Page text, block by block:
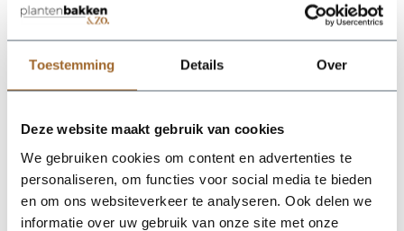
Toestemming Details Over
Deze website maakt gebruik van cookies
We gebruiken cookies om content en advertenties te
personaliseren, om functies voor social media te bieden
en om ons websiteverkeer te analyseren. Ook delen we
informatie over uw gebruik van onze site met onze
proof!
zijn, nemen we contact met je op.
De Ruvido Combi 80 - Ash Brown van Luca Lifestyle brengt
Dankzij de designvorm krijgt deze plantenbak een herkenbaar
silhouet dat mooi combineert met zowel moderne als
natuurlijke interieurs. De kleur asbruin geeft het ontwerp een
rustige, stijlvolle basis en laat groen extra goed tot zijn recht
komen. Het buitenformaat is 80 x 80 x 70 cm, waardoor de